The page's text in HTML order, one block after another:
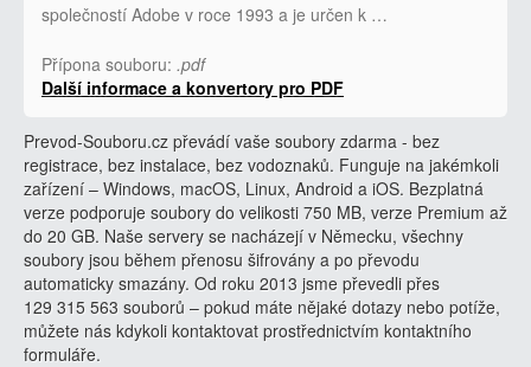
společností Adobe v roce 1993 a je určen k …
Přípona souboru: .pdf
Další informace a konvertory pro PDF
Prevod-Souboru.cz převádí vaše soubory zdarma - bez
registrace, bez instalace, bez vodoznaků. Funguje na jakémkoli
zařízení – Windows, macOS, Linux, Android a iOS. Bezplatná
verze podporuje soubory do velikosti 750 MB, verze Premium až
do 20 GB. Naše servery se nacházejí v Německu, všechny
soubory jsou během přenosu šifrovány a po převodu
automaticky smazány. Od roku 2013 jsme převedli přes
129 315 563 souborů – pokud máte nějaké dotazy nebo potíže,
můžete nás kdykoli kontaktovat prostřednictvím kontaktního
formuláře.